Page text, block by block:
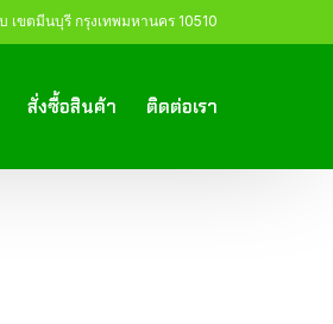
ขตมีนบุรี กรุงเทพมหานคร 10510
สั่งซื้อสินค้า ติดต่อเรา